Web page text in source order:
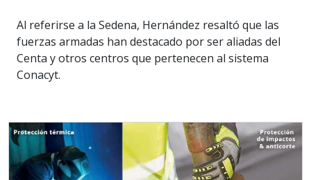
Al referirse a la Sedena, Hernández resaltó que las
fuerzas armadas han destacado por ser aliadas del
Centa y otros centros que pertenecen al sistema
Conacyt.